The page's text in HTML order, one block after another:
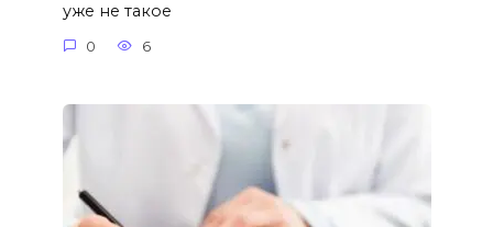
уже не такое
0 6